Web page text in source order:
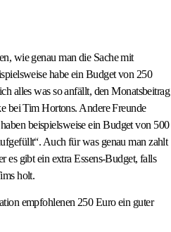
wie genau man die Sache mit
habe ein Budget von 250
alles was so anfällt, den Monatsbeitrag
bei Tim Hortons. Andere Freunde
beispielsweise ein Budget von 500
Auch für was genau man zahlt
es gibt ein extra Essens-Budget, falls
holt.
empfohlenen 250 Euro ein guter